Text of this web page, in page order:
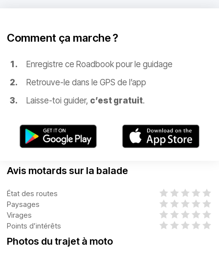
Comment ça marche ?
Enregistre ce Roadbook pour le guidage
Retrouve-le dans le GPS de l’app
Laisse-toi guider, c’est gratuit.
Avis motards sur la balade
État des routes
Paysages
Virages
Points d’intérêts
Photos du trajet à moto